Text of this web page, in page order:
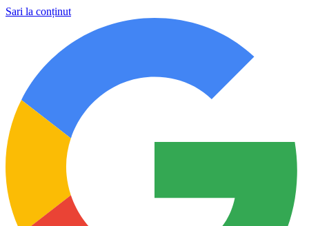
Sari la conținut